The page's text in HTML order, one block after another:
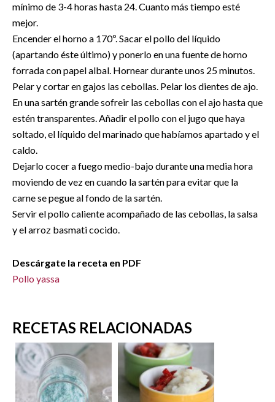
mínimo de 3-4 horas hasta 24. Cuanto más tiempo esté
mejor.
Encender el horno a 170º. Sacar el pollo del líquido
(apartando éste último) y ponerlo en una fuente de horno
forrada con papel albal. Hornear durante unos 25 minutos.
Pelar y cortar en gajos las cebollas. Pelar los dientes de ajo.
En una sartén grande sofreir las cebollas con el ajo hasta que
estén transparentes. Añadir el pollo con el jugo que haya
soltado, el líquido del marinado que habíamos apartado y el
caldo.
Dejarlo cocer a fuego medio-bajo durante una media hora
moviendo de vez en cuando la sartén para evitar que la
carne se pegue al fondo de la sartén.
Servir el pollo caliente acompañado de las cebollas, la salsa
y el arroz basmati cocido.
Descárgate la receta en PDF
Pollo yassa
RECETAS RELACIONADAS